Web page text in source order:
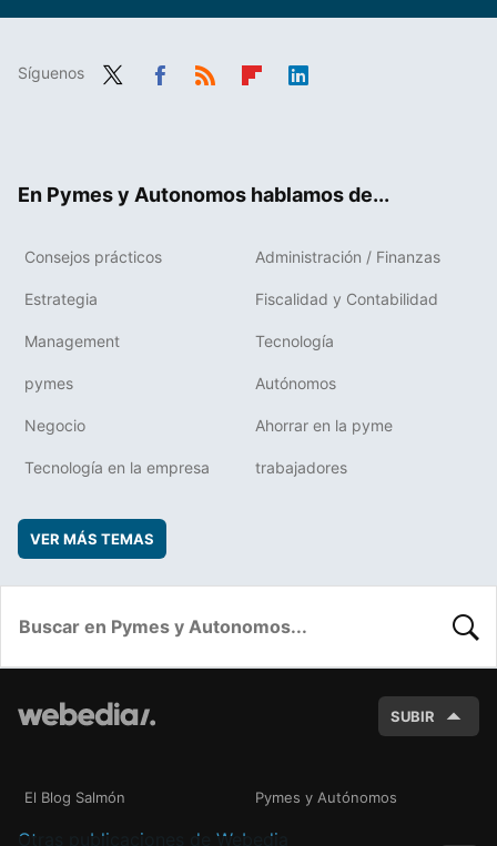
Síguenos
En Pymes y Autonomos hablamos de...
Consejos prácticos Administración / Finanzas
Estrategia Fiscalidad y Contabilidad
Management Tecnología
pymes Autónomos
Negocio Ahorrar en la pyme
Tecnología en la empresa trabajadores
VER MÁS TEMAS
SUBIR
El Blog Salmón Pymes y Autónomos
Otras publicaciones de Webedia